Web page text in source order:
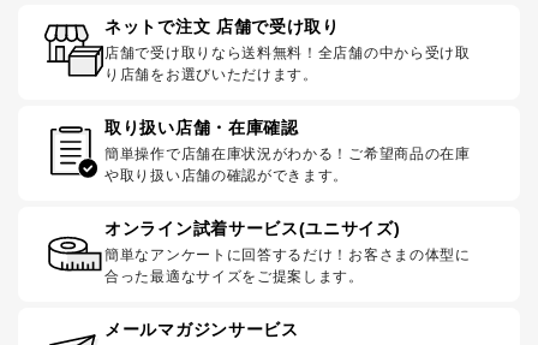
ネットで注文 店舗で受け取り
店舗で受け取りなら送料無料！全店舗の中から受け取
り店舗をお選びいただけます。
取り扱い店舗・在庫確認
簡単操作で店舗在庫状況がわかる！ご希望商品の在庫
や取り扱い店舗の確認ができます。
オンライン試着サービス(ユニサイズ)
簡単なアンケートに回答するだけ！お客さまの体型に
合った最適なサイズをご提案します。
メールマガジンサービス